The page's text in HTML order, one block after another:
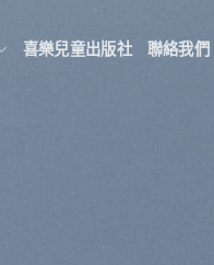
喜樂兒童出版社 聯絡我們